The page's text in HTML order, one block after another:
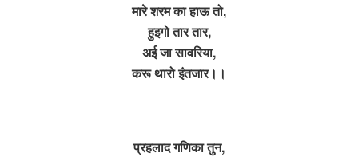
मारे शरम का हाऊ तो,
हुइगो तार तार,
अई जा सावरिया,
करू थारो इंतजार।।
प्रहलाद गणिका तुन,